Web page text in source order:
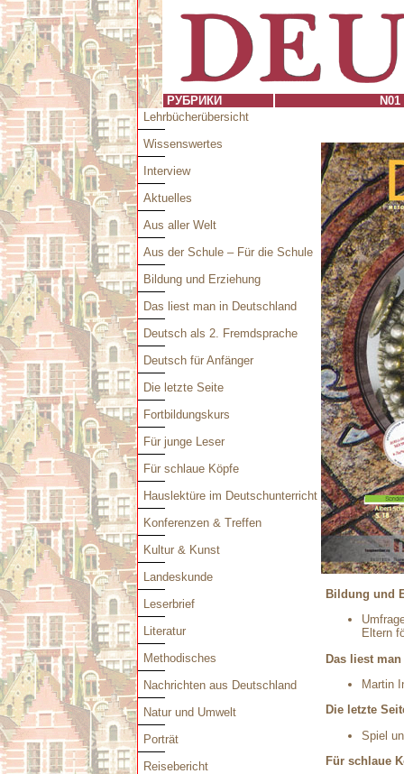
РУБРИКИ
Lehrbücherübersicht
Wissenswertes
Interview
Aktuelles
Aus aller Welt
Aus der Schule – Für die Schule
Bildung und Erziehung
Das liest man in Deutschland
Deutsch als 2. Fremdsprache
Deutsch für Anfänger
Die letzte Seite
Fortbildungskurs
Für junge Leser
Für schlaue Köpfe
Hauslektüre im Deutschunterricht
Konferenzen & Treffen
Kultur & Kunst
Landeskunde
Leserbrief
Literatur
Methodisches
Nachrichten aus Deutschland
Natur und Umwelt
Porträt
Reisebericht
Bildung und
Eltern
Das liest
Martin
Die letzte
Spiel
Für schlaue